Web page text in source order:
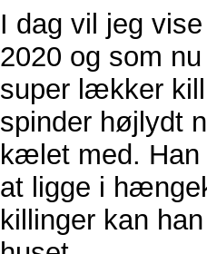
I dag vil jeg
2020 og som
super lækker
spinder højlydt
kælet med.
at ligge i
killinger kan